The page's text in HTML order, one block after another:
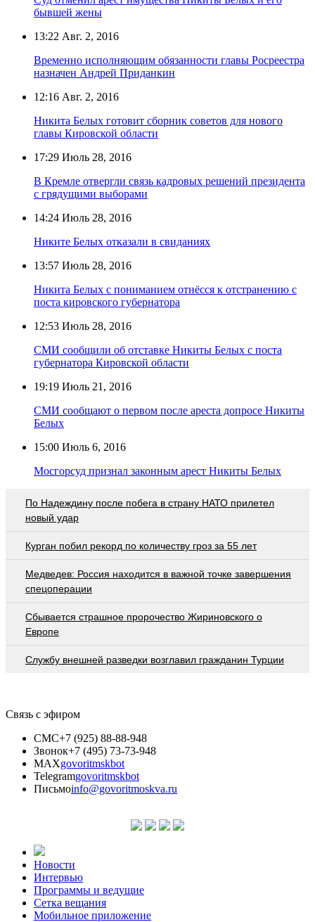
бывшей жены
13:22 Авг. 2, 2016
Временно исполняющим обязанности главы Росреестра
назначен Андрей Приданкин
12:16 Авг. 2, 2016
Никита Белых готовит сборник советов для нового
главы Кировской области
17:29 Июль 28, 2016
В Кремле отвергли связь кадровых решений президента
с грядущими выборами
14:24 Июль 28, 2016
Никите Белых отказали в свиданиях
13:57 Июль 28, 2016
Никита Белых с пониманием отнёсся к отстранению с
поста кировского губернатора
12:53 Июль 28, 2016
СМИ сообщили об отставке Никиты Белых с поста
губернатора Кировской области
19:19 Июль 21, 2016
СМИ сообщают о первом после ареста допросе Никиты
Белых
15:00 Июль 6, 2016
Мосгорсуд признал законным арест Никиты Белых
По Надеждину после побега в страну НАТО прилетел
новый удар
Курган побил рекорд по количеству гроз за 55 лет
Медведев: Россия находится в важной точке завершения
спецоперации
Сбывается страшное пророчество Жириновского о
Европе
Службу внешней разведки возглавил гражданин Турции
Связь с эфиром
СМС+7 (925) 88-88-948
Звонок+7 (495) 73-73-948
MAXgovoritmskbot
Telegramgovoritmskbot
Письмоinfo@govoritmoskva.ru
Новости
Интервью
Программы и ведущие
Сетка вещания
Мобильное приложение